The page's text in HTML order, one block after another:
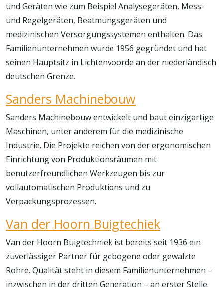
und Geräten wie zum Beispiel Analysegeräten, Mess-
und Regelgeräten, Beatmungsgeräten und
medizinischen Versorgungssystemen enthalten. Das
Familienunternehmen wurde 1956 gegründet und hat
seinen Hauptsitz in Lichtenvoorde an der niederländisch
deutschen Grenze.
Sanders Machinebouw
Sanders Machinebouw entwickelt und baut einzigartige
Maschinen, unter anderem für die medizinische
Industrie. Die Projekte reichen von der ergonomischen
Einrichtung von Produktionsräumen mit
benutzerfreundlichen Werkzeugen bis zur
vollautomatischen Produktions und zu
Verpackungsprozessen.
Van der Hoorn Buigtechiek
Van der Hoorn Buigtechniek ist bereits seit 1936 ein
zuverlässiger Partner für gebogene oder gewalzte
Rohre. Qualität steht in diesem Familienunternehmen –
inzwischen in der dritten Generation – an erster Stelle.